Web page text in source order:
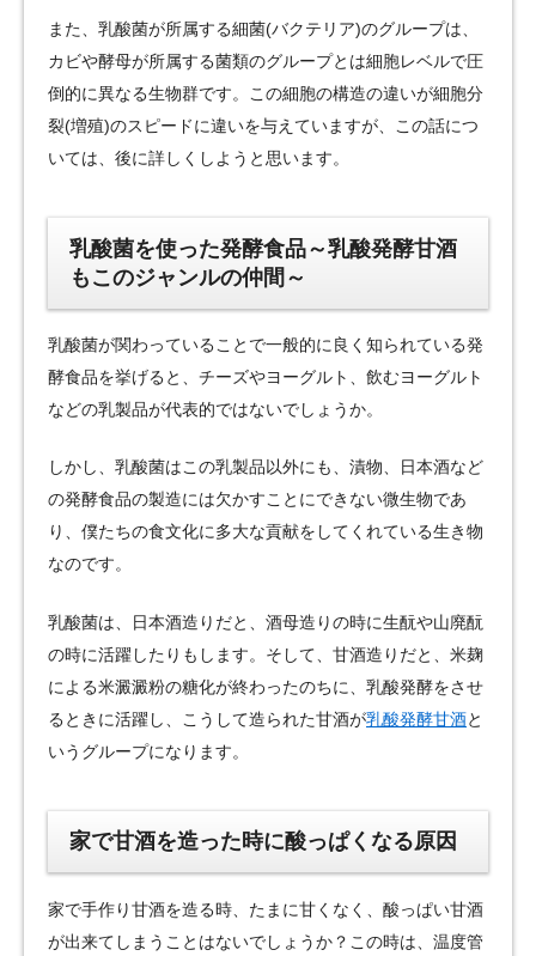
また、乳酸菌が所属する細菌(バクテリア)のグループは、
カビや酵母が所属する菌類のグループとは細胞レベルで圧
倒的に異なる生物群です。この細胞の構造の違いが細胞分
裂(増殖)のスピードに違いを与えていますが、この話につ
いては、後に詳しくしようと思います。
乳酸菌を使った発酵食品～乳酸発酵甘酒
もこのジャンルの仲間～
乳酸菌が関わっていることで一般的に良く知られている発
酵食品を挙げると、チーズやヨーグルト、飲むヨーグルト
などの乳製品が代表的ではないでしょうか。
しかし、乳酸菌はこの乳製品以外にも、漬物、日本酒など
の発酵食品の製造には欠かすことにできない微生物であ
り、僕たちの食文化に多大な貢献をしてくれている生き物
なのです。
乳酸菌は、日本酒造りだと、酒母造りの時に生酛や山廃酛
の時に活躍したりもします。そして、甘酒造りだと、米麹
による米澱澱粉の糖化が終わったのちに、乳酸発酵をさせ
るときに活躍し、こうして造られた甘酒が乳酸発酵甘酒と
いうグループになります。
家で甘酒を造った時に酸っぱくなる原因
家で手作り甘酒を造る時、たまに甘くなく、酸っぱい甘酒
が出来てしまうことはないでしょうか？この時は、温度管